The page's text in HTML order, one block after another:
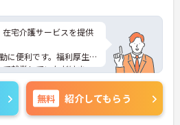
宅介護サービスを提供
に便利です。福利厚生も
就業していただけま
ポイントなど、さらに
お気軽にご相談くださ
無料 紹介してもらう